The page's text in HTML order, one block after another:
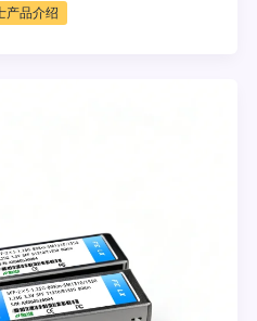
产品介绍